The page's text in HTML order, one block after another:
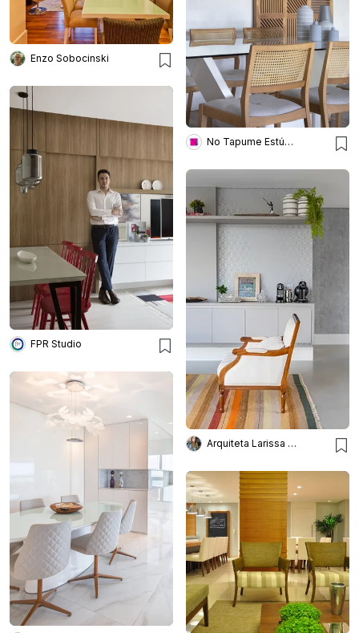
No Tapume Estúdio Design
Enzo Sobocinski
FPR Studio
Arquiteta Larissa Bellinatti